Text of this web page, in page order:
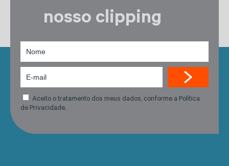
nosso clipping
Aceito o tratamento dos meus dados, conforme a Política
de Privacidade.